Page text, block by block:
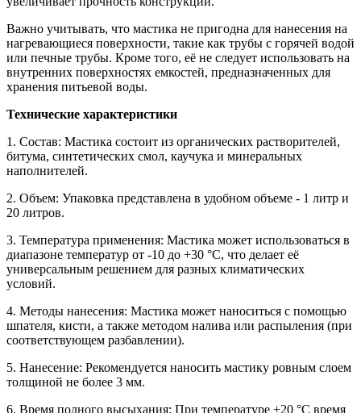
Важно учитывать, что мастика не пригодна для нанесения на
нагревающиеся поверхности, такие как трубы с горячей водой
или печные трубы. Кроме того, её не следует использовать на
внутренних поверхностях емкостей, предназначенных для
хранения питьевой воды.
Технические характеристики
1. Состав: Мастика состоит из органических растворителей,
битума, синтетических смол, каучука и минеральных
наполнителей.
2. Объем: Упаковка представлена в удобном объеме - 1 литр и
20 литров.
3. Температура применения: Мастика может использоваться в
диапазоне температур от -10 до +30 °C, что делает её
универсальным решением для разных климатических
условий.
4. Методы нанесения: Мастика может наноситься с помощью
шпателя, кисти, а также методом налива или распыления (при
соответствующем разбавлении).
5. Нанесение: Рекомендуется наносить мастику ровным слоем
толщиной не более 3 мм.
6. Время полного высыхания: При температуре +20 °C время